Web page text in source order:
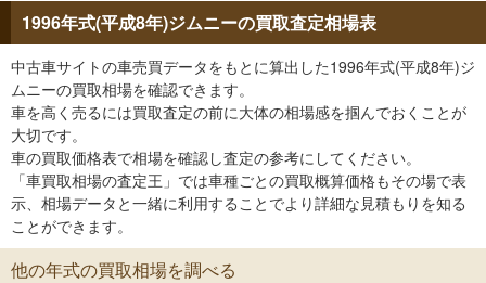
1996年式(平成8年)ジムニーの買取査定相場表
中古車サイトの車売買データをもとに算出した1996年式(平成8年)ジ
ムニーの買取相場を確認できます。
車を高く売るには買取査定の前に大体の相場感を掴んでおくことが
大切です。
車の買取価格表で相場を確認し査定の参考にしてください。
「車買取相場の査定王」では車種ごとの買取概算価格もその場で表
示、相場データと一緒に利用することでより詳細な見積もりを知る
ことができます。
他の年式の買取相場を調べる